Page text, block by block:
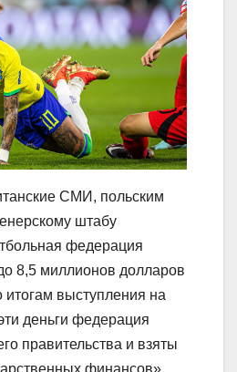
СМИ, польским
штабу
федерация
8,5 миллионов долларов
итогам выступления на
деньги федерация
правительства и взяты
финансов».